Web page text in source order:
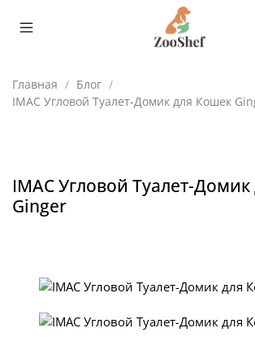
Главная
Блог
IMAC Угловой Туалет-Домик для Кошек
IMAC Угловой Туалет-
Ginger